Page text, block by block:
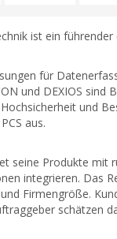
ist ein
für
und DEXIOS
und
aus.
seine Produkte mit
integrieren. Das
Firmengröße.
schätzen